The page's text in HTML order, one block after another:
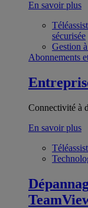
En savoir plus
sécurisée
Gestion
Abonnements
Connectivité à
En savoir plus